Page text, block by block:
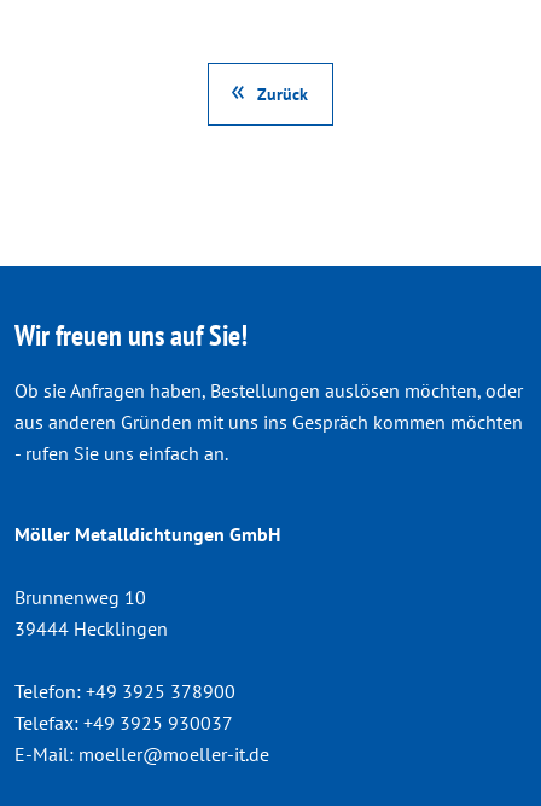
Zurück
Wir freuen uns auf Sie!
Ob sie Anfragen haben, Bestellungen auslösen möchten, oder
aus anderen Gründen mit uns ins Gespräch kommen möchten
- rufen Sie uns einfach an.
Möller Metalldichtungen GmbH
Brunnenweg 10
39444 Hecklingen
Telefon: +49 3925 378900
Telefax: +49 3925 930037
E-Mail: moeller@moeller-it.de